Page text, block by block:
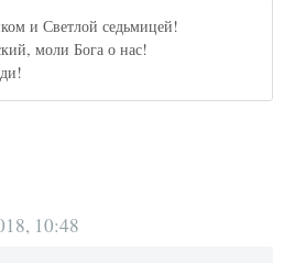
и Светлой седьмицей!
моли Бога о нас!
10:48